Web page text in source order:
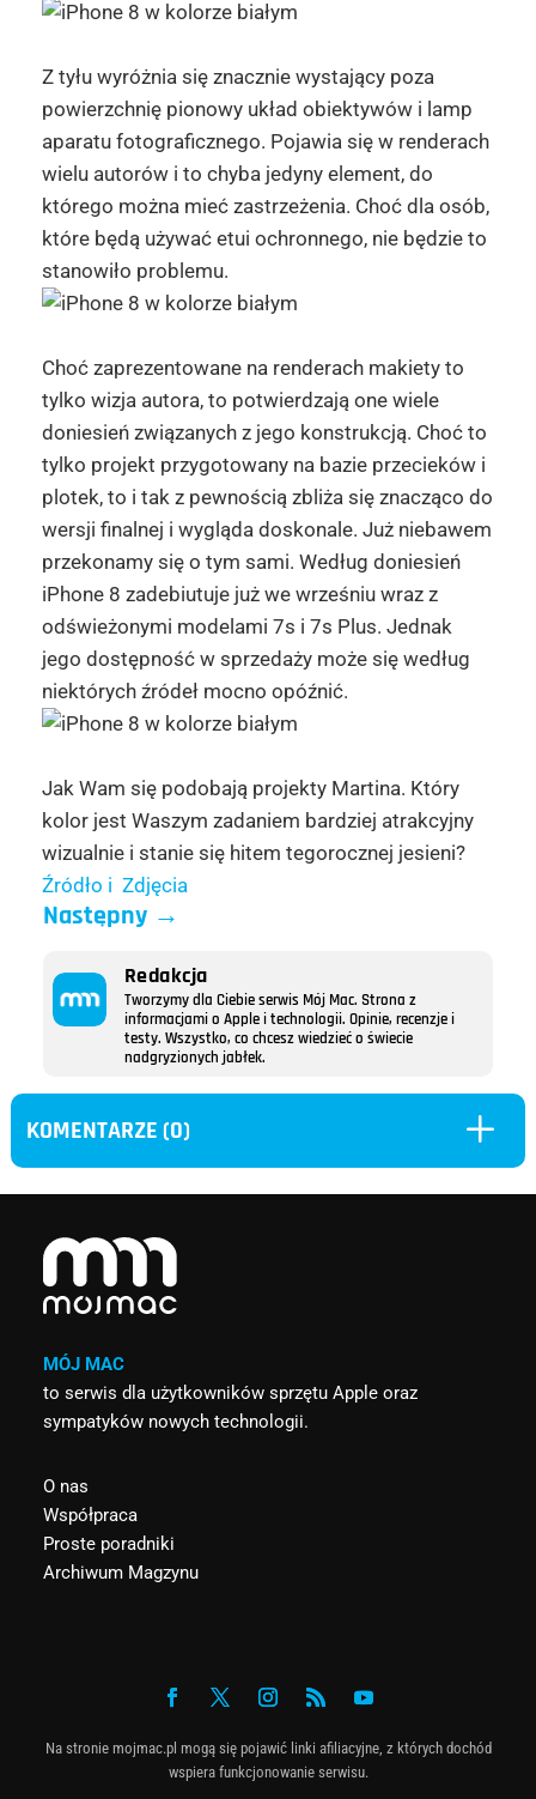
Z tyłu wyróżnia się znacznie wystający poza
powierzchnię pionowy układ obiektywów i lamp
aparatu fotograficznego. Pojawia się w renderach
wielu autorów i to chyba jedyny element, do
którego można mieć zastrzeżenia. Choć dla osób,
które będą używać etui ochronnego, nie będzie to
stanowiło problemu.
Choć zaprezentowane na renderachmakiety to
tylko wizja autora, to potwierdzają one wiele
doniesień związanych z jego konstrukcją. Choć to
tylko projekt przygotowany na bazie przecieków i
plotek, to i tak z pewnością zbliża się znacząco do
wersji finalnej i wygląda doskonale. Już niebawem
przekonamy się o tym sami. Według doniesień
iPhone8 zadebiutuje już we wrześniu wraz z
odświeżonymi modelami 7s i 7s Plus. Jednak
jego dostępność w sprzedaży może się według
niektórych źródeł mocno opóźnić.
Jak Wam się podobają projekty Martina. Który
kolor jest Waszym zadaniem bardziej atrakcyjny
wizualnie i stanie się hitem tegorocznej jesieni?
Źródło i Zdjęcia
Następny→
Redakcja
Tworzymy dla Ciebie serwis Mój Mac. Strona z
informacjami o Apple i technologii. Opinie, recenzje i
testy. Wszystko, co chcesz wiedzieć o świecie
nadgryzionych jabłek.
KOMENTARZE (0) L
MÓJ MAC
to serwis dla użytkowników sprzętu Apple oraz
sympatyków nowych technologii.
O nas
Współpraca
Proste poradniki
Archiwum Magzynu
Na stronie mojmac.pl mogą się pojawić linki afiliacyjne, z których dochód
wspiera funkcjonowanie serwisu.